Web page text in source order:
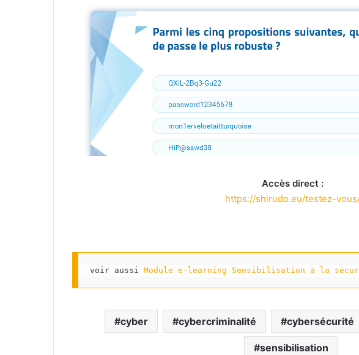
Accès direct :
https://shirudo.eu/testez-
voir aussi Module e-learning Sensibilisation à la
cyber cybercriminalité cybersécurité
sensibilisation